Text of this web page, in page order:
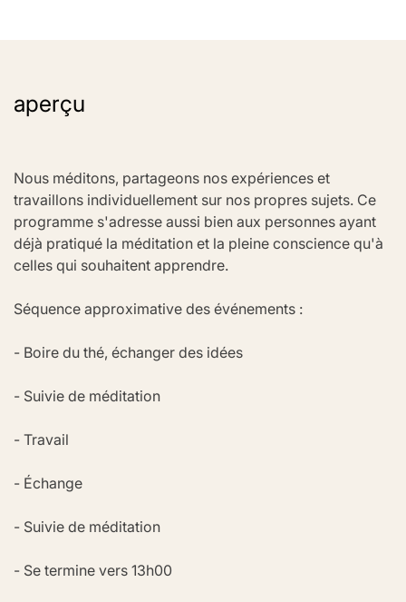
aperçu
Nous méditons, partageons nos expériences et
travaillons individuellement sur nos propres sujets. Ce
programme s'adresse aussi bien aux personnes ayant
déjà pratiqué la méditation et la pleine conscience qu'à
celles qui souhaitent apprendre.
Séquence approximative des événements :
- Boire du thé, échanger des idées
- Suivie de méditation
- Travail
- Échange
- Suivie de méditation
- Se termine vers 13h00